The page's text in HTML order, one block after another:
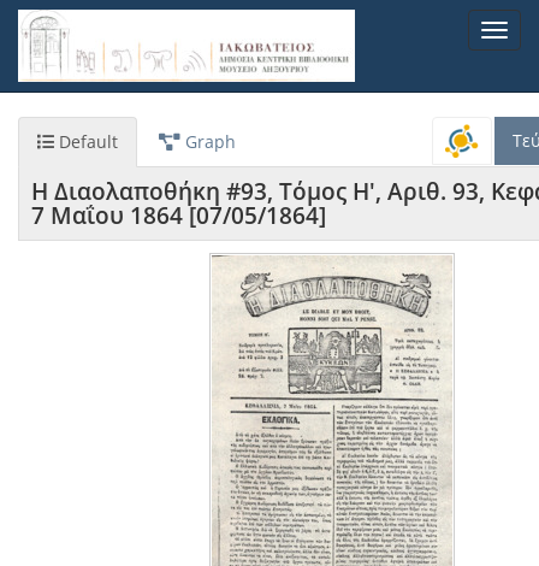
Παράκαμψη
προς
κυρίως
Default Graph
Η Διαολαποθήκη #93, Τόμος Η', Αριθ. 93,
7 Μαΐου 1864 [07/05/1864]